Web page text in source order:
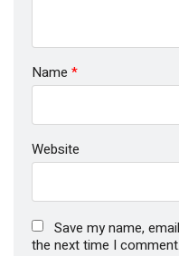
Name *
Website
Save my name,
the next time I comment.